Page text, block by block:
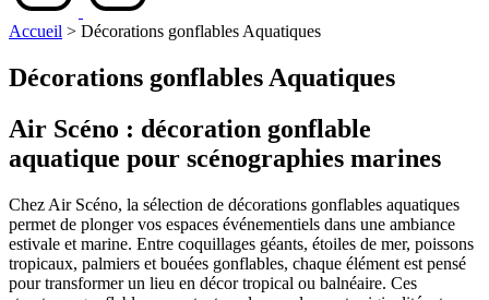
Accueil > Décorations gonflables Aquatiques
Décorations gonflables Aquatiques
Air Scéno : décoration gonflable
aquatique pour scénographies marines
Chez Air Scéno, la sélection de décorations gonflables aquatiques
permet de plonger vos espaces événementiels dans une ambiance
estivale et marine. Entre coquillages géants, étoiles de mer, poissons
tropicaux, palmiers et bouées gonflables, chaque élément est pensé
pour transformer un lieu en décor tropical ou balnéaire. Ces